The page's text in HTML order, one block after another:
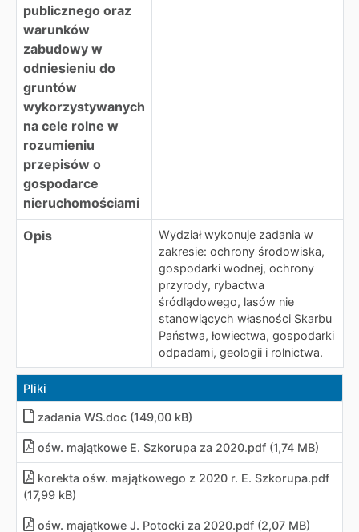
publicznego oraz
warunków
zabudowy w
odniesieniu do
gruntów
wykorzystywanych
na cele rolne w
rozumieniu
przepisów o
gospodarce
nieruchomościami
Opis
Wydział wykonuje zadania w
zakresie: ochrony środowiska,
gospodarki wodnej, ochrony
przyrody, rybactwa
śródlądowego, lasów nie
stanowiących własności Skarbu
Państwa, łowiectwa, gospodarki
odpadami, geologii i rolnictwa.
Pliki
zadania WS.doc (149,00 kB)
ośw. majątkowe E. Szkorupa za 2020.pdf (1,74 MB)
korekta ośw. majątkowego z 2020 r. E. Szkorupa.pdf
(17,99 kB)
ośw. majątkowe J. Potocki za 2020.pdf (2,07 MB)